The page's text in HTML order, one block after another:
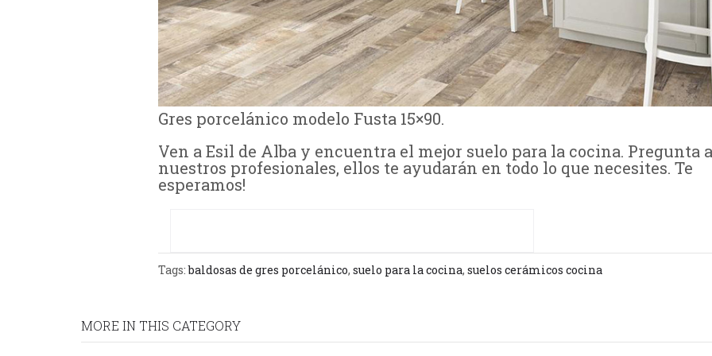
Gres porcelánico modelo Fusta 15×90.
Ven a Esil de Alba y encuentra el mejor suelo para la cocina. Pregunta a
nuestros profesionales, ellos te ayudarán en todo lo que necesites. Te
esperamos!
Tags:baldosas de gres porcelánico, suelo para la cocina, suelos cerámicos cocina
MORE IN THIS CATEGORY